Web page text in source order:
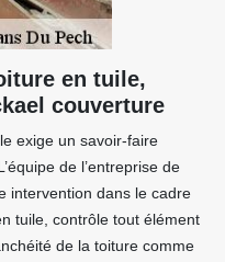
en tuile,
couverture
exige un savoir-faire
de l’entreprise de
intervention dans le cadre
tuile, contrôle tout élément
de la toiture comme